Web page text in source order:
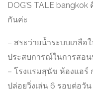
DOG’S TALE
กันค่ะ
– สระว่ายน้ำระบบเกลือ
ประสบการณ์ในการสอ
– โรงแรมสุนัข ห้องแอร์
ปล่อยวิ่งเล่น 6 รอบต่อวั